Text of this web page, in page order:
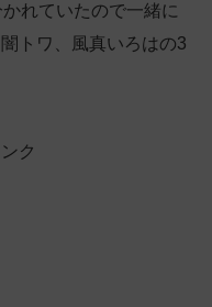
れていたので一緒に
トワ、風真いろはの3
ク